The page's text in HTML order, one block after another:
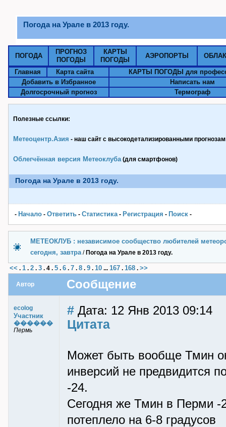
Погода на Урале в 2013 году.
ПОГОДА
ПРОГНОЗ
ПОГОДЫ
КАРТЫ
ПОГОДЫ
АЭРОПОРТЫ
Главная Карта сайта
КАРТЫ ПОГОДЫ для
Добавить в Избранное
Написать нам
Долгосрочный прогноз
Термограф
Полезные ссылки:
Метеоцентр.Азия - наш сайт с высокодетализированными
Облегчённая версия Метеоклуба(для смартфонов)
Погода на Урале в 2013 году.
- Начало - Ответить - Статистика- Pегистрация - Поиск -
МЕТЕОКЛУБ : независимое сообщество любителей
сегодня, завтра/ Погода на Урале в 2013 году.
<< . 1 . 2 . 3 . 4 . 5 . 6 . 7 . 8 . 9 . 10 ... 167 . 168 . >>
Автор Сообщение
ecolog
Участник
������
Пермь
# Дата: 12 Янв 2013 09:14
Цитата
Может быть вообще Тмин
инверсий не предвидится
-24.
Сегодня же Тмин в Перми -
потеплело на 6-8 градусов